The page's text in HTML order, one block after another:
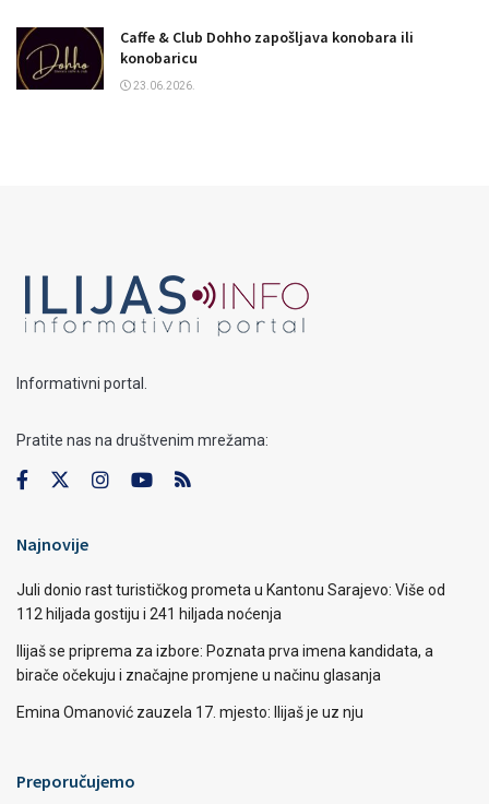
Caffe & Club Dohho zapošljava konobara ili
konobaricu
23.06.2026.
Informativni portal.
Pratite nas na društvenim mrežama:
Najnovije
Juli donio rast turističkog prometa u Kantonu Sarajevo: Više od
112 hiljada gostiju i 241 hiljada noćenja
Ilijaš se priprema za izbore: Poznata prva imena kandidata, a
birače očekuju i značajne promjene u načinu glasanja
Emina Omanović zauzela 17. mjesto: Ilijaš je uz nju
Preporučujemo